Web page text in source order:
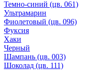
Темно-синий (цв. 061)
Ультрамарин
Фиолетовый (цв. 096)
Фуксия
Хаки
Черный
Шампань (цв. 003)
Шоколад (цв. 111)